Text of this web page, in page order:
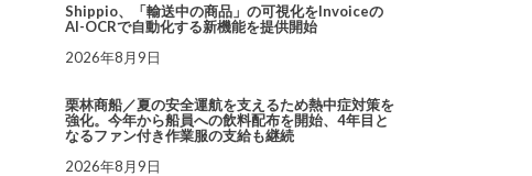
Shippio、「輸送中の商品」の可視化をInvoiceの
AI-OCRで自動化する新機能を提供開始
2026年8月9日
栗林商船／夏の安全運航を支えるため熱中症対策を
強化。今年から船員への飲料配布を開始、4年目と
なるファン付き作業服の支給も継続
2026年8月9日